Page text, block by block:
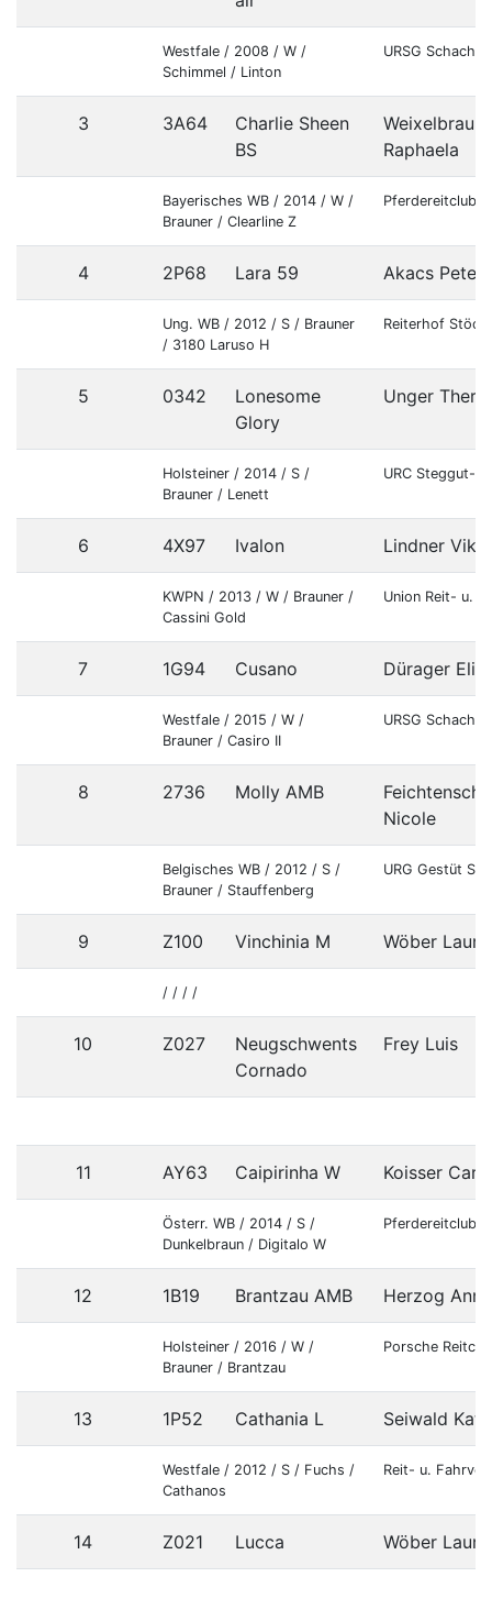
Westfale / 2008 / W /
Schimmel / Linton
URSG
3 3A64
Charlie Sheen
BS
Weixelbraun
Raphaela
Bayerisches WB / 2014 / W /
Brauner / Clearline Z
Pferdereitclub
4 2P68 Lara 59 Akacs Peter
Ung. WB / 2012 / S / Brauner
/ 3180 Laruso H
Reiterhof Stöckl
5 0342
Lonesome
Glory
Unger
Holsteiner / 2014 / S /
Brauner / Lenett
URC Steggut-
6 4X97 Ivalon Lindner
KWPN / 2013 / W / Brauner /
Cassini Gold
Union Reit- u.
7 1G94 Cusano Dürager
Westfale / 2015 / W /
Brauner / Casiro II
URSG
8 2736 Molly AMB
Nicole
Belgisches WB / 2012 / S /
Brauner / Stauffenberg
URG Gestüt
9 Z100 Vinchinia M Wöber Laura
/ / / /
10 Z027
Neugschwents
Cornado
Frey Luis
11 AY63 Caipirinha W Koisser
Österr. WB / 2014 / S /
Dunkelbraun / Digitalo W
Pferdereitclub
12 1B19 Brantzau AMB Herzog Anna
Holsteiner / 2016 / W /
Brauner / Brantzau
Porsche
13 1P52 Cathania L Seiwald
Westfale / 2012 / S / Fuchs /
Cathanos
Reit- u.
14 Z021 Lucca Wöber Laura